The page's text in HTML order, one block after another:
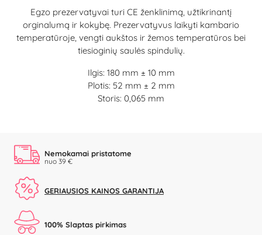
Egzo prezervatyvai turi CE ženklinimą, užtikrinantį
orginalumą ir kokybę. Prezervatyvus laikyti kambario
temperatūroje, vengti aukštos ir žemos temperatūros bei
tiesioginių saulės spindulių.
Ilgis: 180 mm ± 10 mm
Plotis: 52 mm ± 2 mm
Storis: 0,065 mm
Nemokamai pristatome
nuo 39 €
GERIAUSIOS KAINOS GARANTIJA
100% Slaptas pirkimas